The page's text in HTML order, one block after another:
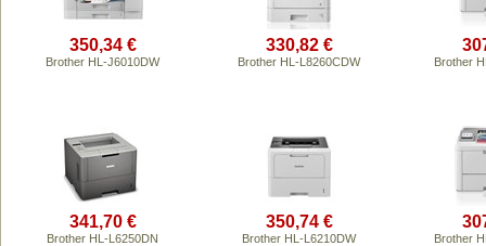
350,34 €
Brother HL-J6010DW
330,82 €
Brother HL-L8260CDW Brother
341,70 €
Brother HL-L6250DN
350,74 €
Brother HL-L6210DW Brother